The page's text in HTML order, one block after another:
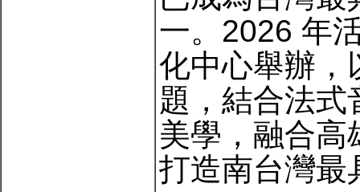
一。2026 年
化中心舉辦，
題，結合法式
美學，融合高
打造南台灣最